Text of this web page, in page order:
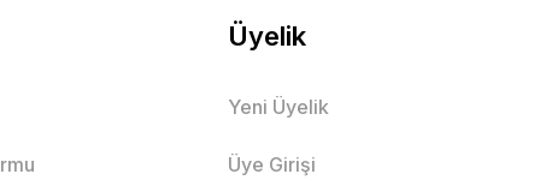
Üyelik
Yeni Üyelik
Üye Girişi